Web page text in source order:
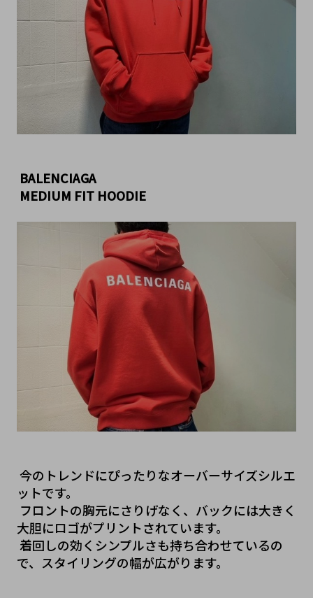
BALENCIAGA
MEDIUM FIT HOODIE
ットです。
大胆にロゴがプリントされています。
で、スタイリングの幅が広がります。